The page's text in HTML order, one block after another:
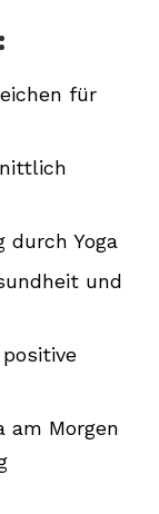
für
durch Yoga
und
am Morgen